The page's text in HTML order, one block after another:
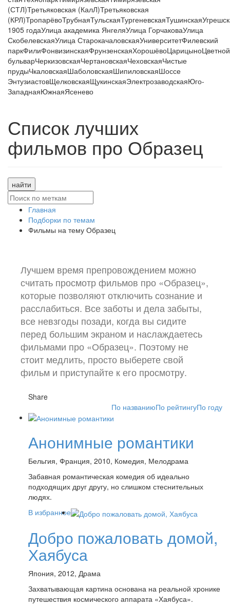
(СТЛ)Третьяковская (КалЛ)Третьяковская
(КРЛ)ТропарёвоТрубнаяТульскаяТургеневскаяТушинская
1905 годаУлица академика ЯнгеляУлица ГорчаковаУлица
СкобелевскаяУлица СтарокачаловскаяУниверситетФилевский
паркФилиФонвизинскаяФрунзенскаяХорошёвоЦарицыноЦветной
бульварЧеркизовскаяЧертановскаяЧеховскаяЧистые
прудыЧкаловскаяШаболовскаяШипиловскаяШоссе
ЭнтузиастовЩелковскаяЩукинскаяЭлектрозаводскаяЮго-
ЗападнаяЮжнаяЯсенево
Список лучших
фильмов про Образец
найти
Главная
Подборки по темам
Фильмы на тему Образец
Лучшем время препровождением можно
считать просмотр фильмов про «Образец»,
которые позволяют отключить сознание и
расслабиться. Все заботы и дела забыты,
все невзгоды позади, когда вы сидите
перед большим экраном и наслаждаетесь
фильмами про «Образец». Поэтому не
стоит медлить, просто выберете свой
фильм и приступайте к его просмотру.
Share
По названиюПо рейтингуПо году
Анонимные романтики
Бельгия, Франция, 2010, Комедия, Мелодрама
Забавная романтическая комедия об идеально
подходящих друг другу, но слишком стеснительных
людях.
В избранное
Добро пожаловать домой,
Хаябуса
Япония, 2012, Драма
Захватывающая картина основана на реальной хронике
путешествия космического аппарата «Хаябуса».